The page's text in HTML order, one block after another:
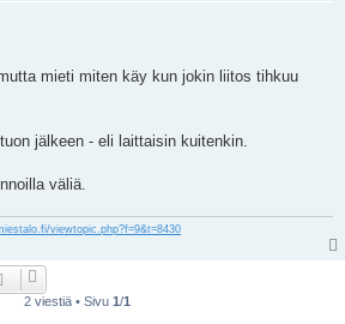
mieti miten käy kun jokin liitos tihkuu
jälkeen - eli laittaisin kuitenkin.
väliä.
viewtopic.php?f=9&t=8430
2 viestiä • Sivu 1 /1